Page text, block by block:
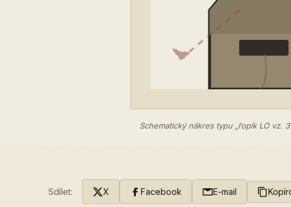
Schematický nákres typu „řopík LO
Sdílet: X Facebook E-mail